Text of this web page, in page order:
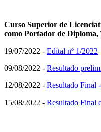
Curso Superior de
como Portador de
19/07/2022 - Edital nº 1/2022
09/08/2022 - Resultado
12/08/2022 - Resultado Final
15/08/2022 - Resultado Final